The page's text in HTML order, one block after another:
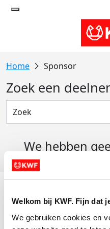
Welkom bij KWF. Fijn dat
We gebruiken cookies en
Sponsor
Zoek een
We hebben
Actiematerialen
Evenementen